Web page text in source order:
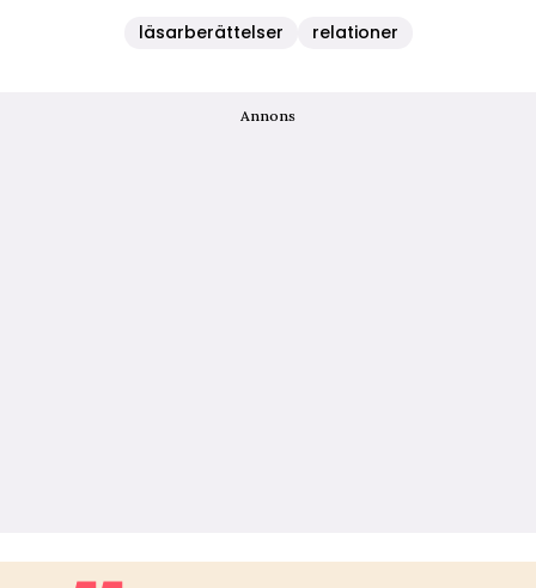
läsarberättelser relationer
Annons